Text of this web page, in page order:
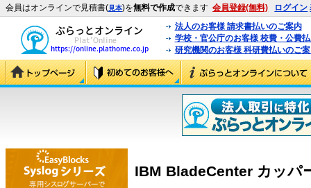
会員はオンラインで見積書(見本)を無料で作成できます 会員登録(無料) ログイン
法人のお客様 請求書払いのご案内
学校・官公庁のお客様 校費・公費
研究機関のお客様 科研費払いのご
IBM BladeCenter カッパ